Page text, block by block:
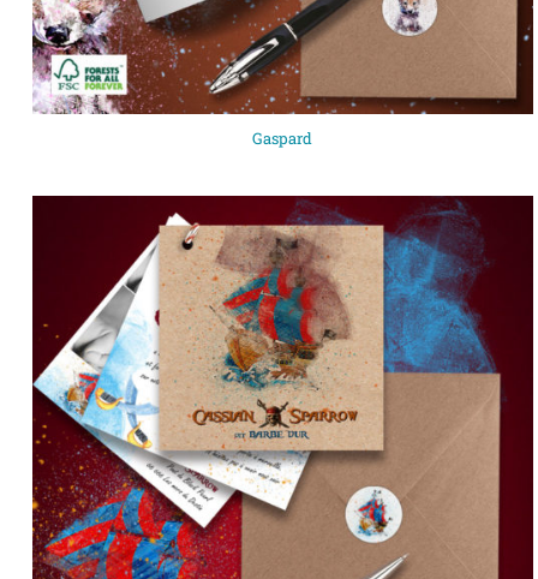
Gaspard